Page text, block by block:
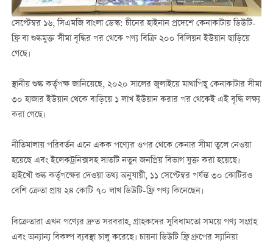
সেপ্টেম্বর ১৬, সিএমজি বাংলা ডেস্ক: চীনের হাইনান প্রদেশে কেনাকাটায় ডিউটি-
ফ্রি বা শুল্কমুক্ত সীমা বৃদ্ধির পর থেকে পণ্য বিক্রি ২০০ বিলিয়ন ইউয়ান ছাড়িয়ে
গেছে।
স্থানীয় শুল্ক কর্তৃপক্ষ জানিয়েছে, ২০২০ সালের জুলাইয়ে মাথাপিছু কেনাকাটার সীমা
৩০ হাজার ইউয়ান থেকে বাড়িয়ে ১ লাখ ইউয়ান করার পর থেকেই এই ‍বৃদ্ধি লক্ষ্য
করা গেছে।
নীতিমালায় পরিবর্তন এনে একক পণ্যের ওপর থেকে কেনার সীমা তুলে নেওয়া
হয়েছে এবং ইলেকট্রনিক্সসহ সাতটি নতুন জনপ্রিয় বিভাগ যুক্ত করা হয়েছে।
হাইখৌ শুল্ক কর্তৃপক্ষের দেওয়া তথ্য অনুযায়ী, ১১ সেপ্টেম্বর পর্যন্ত ৩০ কোটিরও
বেশি ক্রেতা প্রায় ২৪ কোটি ৭০ লাখ ডিউটি-ফ্রি পণ্য কিনেছেন।
বিক্রেতারা এখন পণ্যের দ্রুত সরবরাহ, গ্রাহকদের সুবিধামতো সময়ে পণ্য সংগ্রহ
এবং অন্যান্য বিকল্প ব্যবস্থা চালু করেছে। চায়না ডিউটি ​​ফ্রি গ্রুপের স্যানিয়া